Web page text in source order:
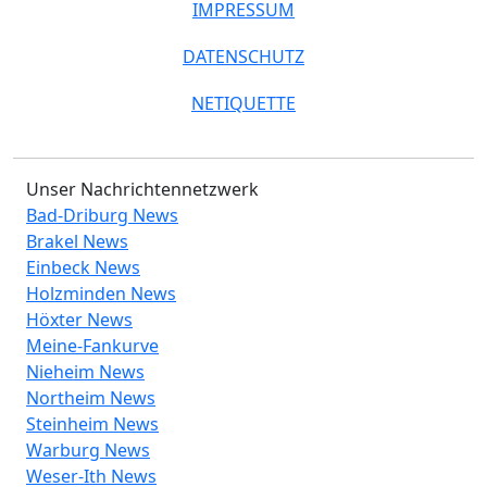
IMPRESSUM
DATENSCHUTZ
NETIQUETTE
Unser Nachrichtennetzwerk
Bad-Driburg News
Brakel News
Einbeck News
Holzminden News
Höxter News
Meine-Fankurve
Nieheim News
Northeim News
Steinheim News
Warburg News
Weser-Ith News